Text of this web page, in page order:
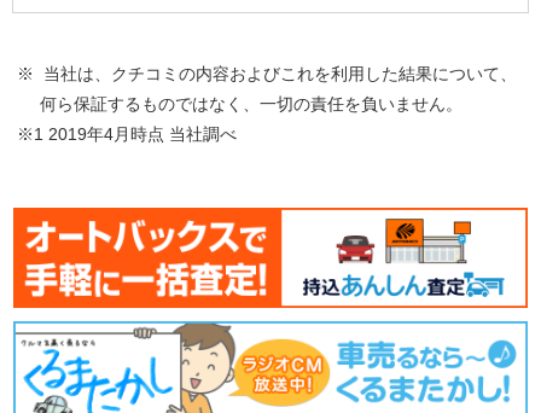
※ 当社は、クチコミの内容およびこれを利用した結果について、
何ら保証するものではなく、一切の責任を負いません。
※1 2019年4月時点 当社調べ